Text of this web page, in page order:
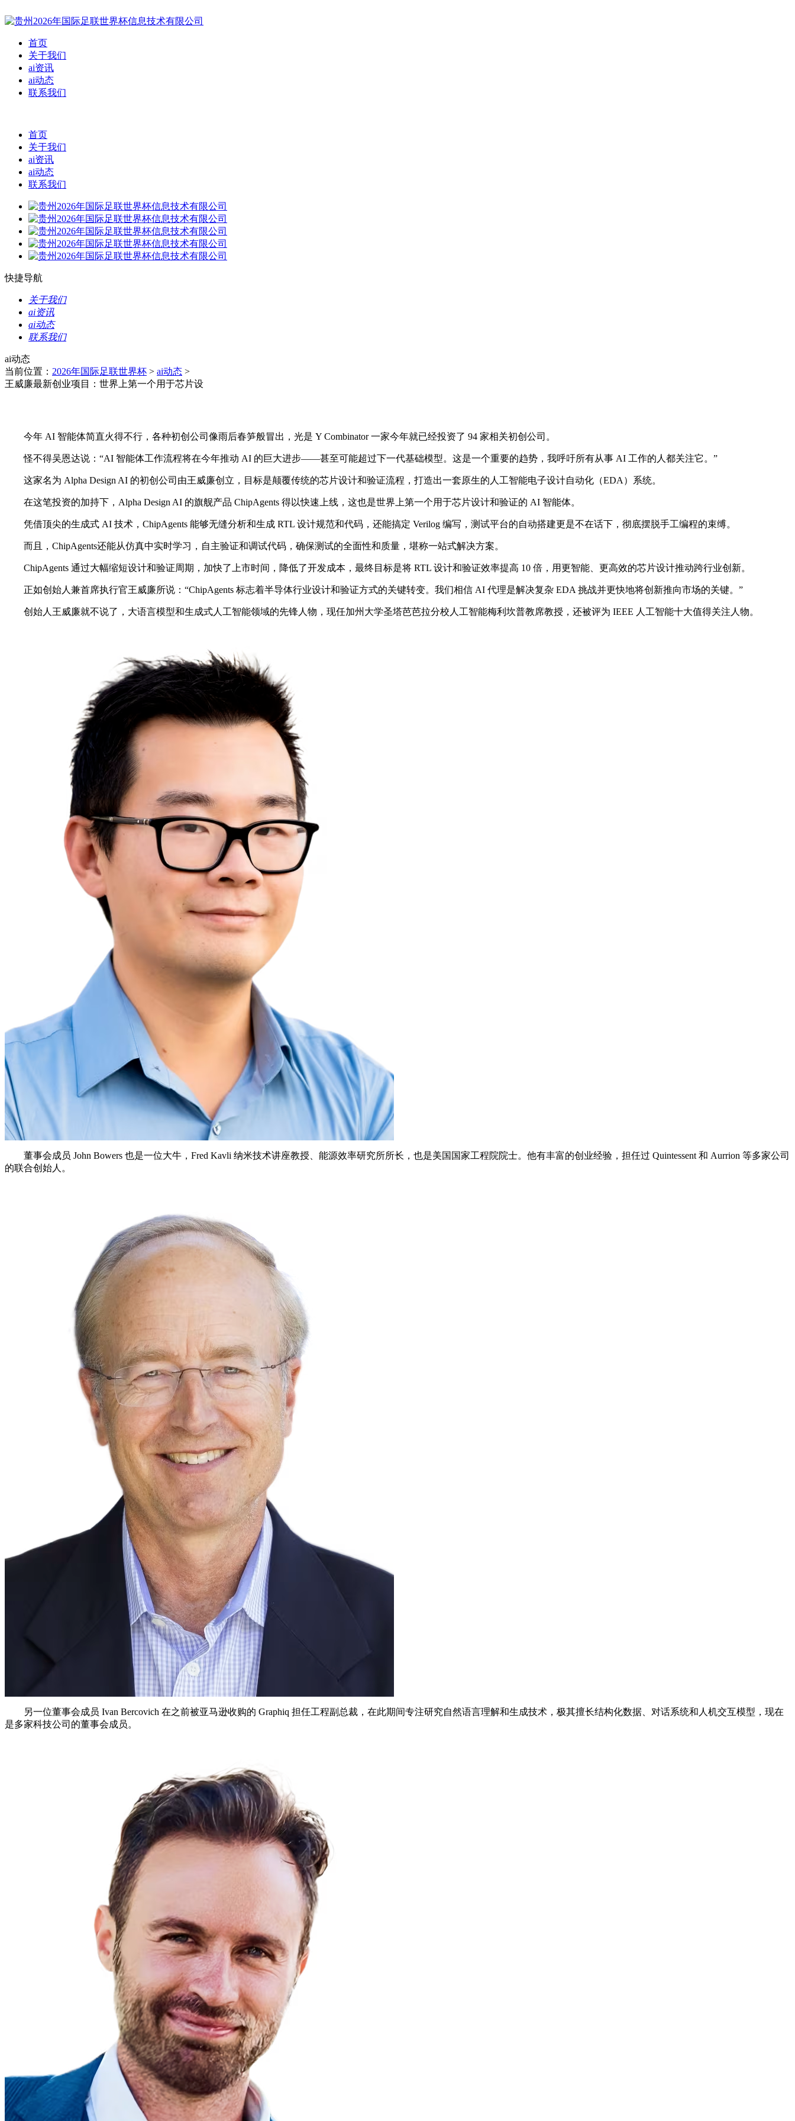
首页
关于我们
ai资讯
ai动态
联系我们
首页
关于我们
ai资讯
ai动态
联系我们
快捷导航
关于我们
ai资讯
ai动态
联系我们
ai动态
当前位置： 2026年国际足联世界杯 > ai动态 >
王威廉最新创业项目：世界上第一个用于芯片设
今年 AI 智能体简直火得不行，各种初创公司像雨后春笋般冒出，光是 Y Combinator 一家今年就已经投资了 94 家相关初创公司。
怪不得吴恩达说：“AI 智能体工作流程将在今年推动 AI 的巨大进步——甚至可能超过下一代基础模型。这是一个重要的趋势，我呼吁所有从事 AI 工作的人都关注它。”
这家名为 Alpha Design AI 的初创公司由王威廉创立，目标是颠覆传统的芯片设计和验证流程，打造出一套原生的人工智能电子设计自动化（EDA）系统。
在这笔投资的加持下，Alpha Design AI 的旗舰产品 ChipAgents 得以快速上线，这也是世界上第一个用于芯片设计和验证的 AI 智能体。
凭借顶尖的生成式 AI 技术，ChipAgents 能够无缝分析和生成 RTL 设计规范和代码，还能搞定 Verilog 编写，测试平台的自动搭建更是不在话下，彻底摆脱手工编程的束缚。
而且，ChipAgents还能从仿真中实时学习，自主验证和调试代码，确保测试的全面性和质量，堪称一站式解决方案。
ChipAgents 通过大幅缩短设计和验证周期，加快了上市时间，降低了开发成本，最终目标是将 RTL 设计和验证效率提高 10 倍，用更智能、更高效的芯片设计推动跨行业创新。
正如创始人兼首席执行官王威廉所说：“ChipAgents 标志着半导体行业设计和验证方式的关键转变。我们相信 AI 代理是解决复杂 EDA 挑战并更快地将创新推向市场的关键。”
创始人王威廉就不说了，大语言模型和生成式人工智能领域的先锋人物，现任加州大学圣塔芭芭拉分校人工智能梅利坎普教席教授，还被评为 IEEE 人工智能十大值得关注人物。
董事会成员 John Bowers 也是一位大牛，Fred Kavli 纳米技术讲座教授、能源效率研究所所长，也是美国国家工程院院士。他有丰富的创业经验，担任过 Quintessent 和 Aurrion 等多家公司
的联合创始人。
另一位董事会成员 Ivan Bercovich 在之前被亚马逊收购的 Graphiq 担任工程副总裁，在此期间专注研究自然语言理解和生成技术，极其擅长结构化数据、对话系统和人机交互模型，现在
是多家科技公司的董事会成员。